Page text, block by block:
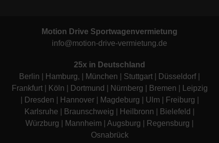
Motion Drive Sportwagenvermietung
info@motion-drive-vermietung.de
25x in Deutschland
Berlin
Hamburg, | München Stuttgart Düsseldorf|
Frankfurt| Köln Dortmund Nürnberg Bremen
Leipzig
Dresden Hannover| Magdeburg Ulm Freiburg
Karlsruhe
Braunschweig Heilbronn Bielefeld
Würzburg
Mannheim Augsburg Regensburg
Osnabrück